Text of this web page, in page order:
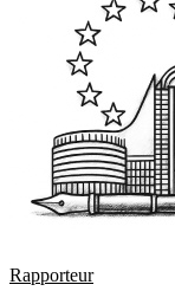
Rapporteur